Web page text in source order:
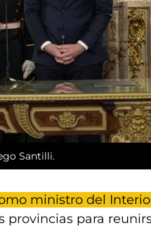
Santilli.
ministro del
provincias para